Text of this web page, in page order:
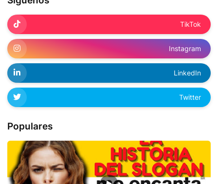
TikTok
Instagram
LinkedIn
Twitter
Populares